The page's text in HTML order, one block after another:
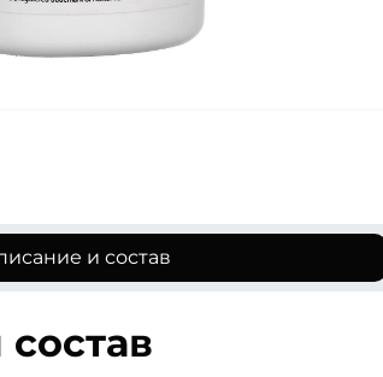
и состав